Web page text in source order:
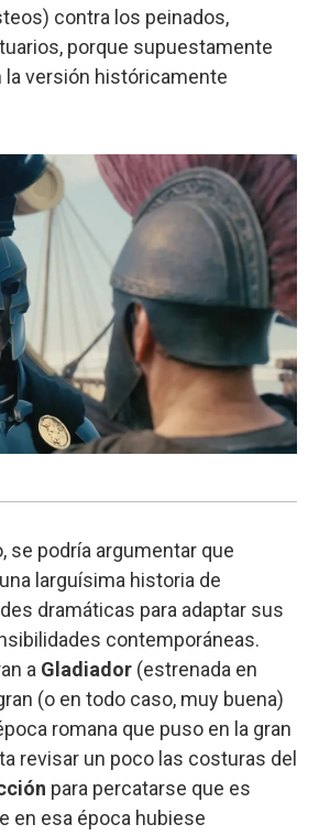
contra los peinados,
porque supuestamente
la versión históricamente
se podría argumentar que
larguísima historia de
dramáticas para adaptar sus
contemporáneas.
a Gladiador (estrenada en
(o en todo caso, muy buena)
romana que puso en la gran
revisar un poco las costuras del
para percatarse que es
en esa época hubiese